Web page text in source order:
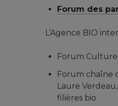
Forum des
L’Agence BIO
Forum
Forum chaîne
Laure
filières bio